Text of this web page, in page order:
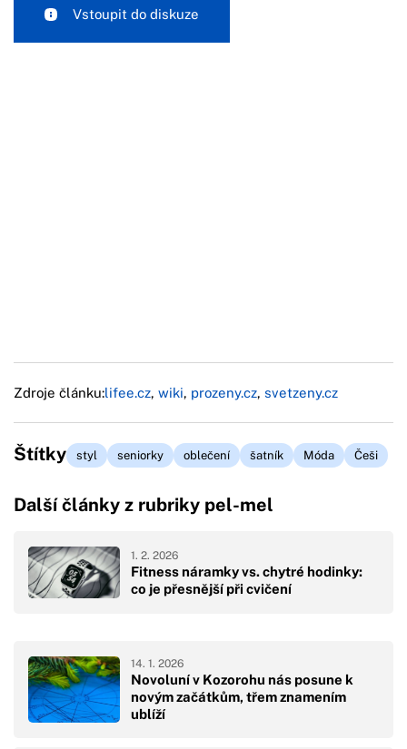
Vstoupit do diskuze
Zdroje článku:lifee.cz, wiki, prozeny.cz, svetzeny.cz
Štítky styl seniorky oblečení šatník Móda Češi
Další články z rubriky pel-mel
Fitness náramky vs. chytré hodinky:
co je přesnější při cvičení
1. 2. 2026
Novoluní v Kozorohu nás posune k
novým začátkům, třem znamením
ublíží
14. 1. 2026